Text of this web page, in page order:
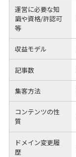
運営に必要な知
識や資格/許認可
等
収益モデル
記事数
集客方法
コンテンツの性
質
ドメイン変更履
歴